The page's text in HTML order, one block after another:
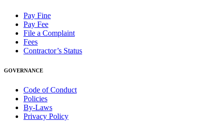
Pay Fine
Pay Fee
File a Complaint
Fees
Contractor’s Status
GOVERNANCE
Code of Conduct
Policies
By-Laws
Privacy Policy